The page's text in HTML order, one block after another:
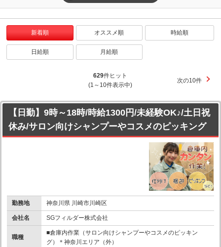
新着順 オススメ順 時給順
日給順 月給順
629件ヒット
(1～10件表示中)
次の10件
【日勤】9時～18時/時給1300円/未経験OK♪/土日祝
休み/サロン向けシャンプーやコスメのピッキング
勤務地 神奈川県 川崎市川崎区
会社名 SGフィルダー株式会社
職種
■倉庫内作業（サロン向けシャンプーやコスメのピッキン
グ）＊神奈川エリア（外）